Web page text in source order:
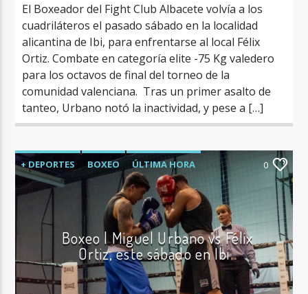
El Boxeador del Fight Club Albacete volvía a los
cuadriláteros el pasado sábado en la localidad
alicantina de Ibi, para enfrentarse al local Félix
Ortiz. Combate en categoría elite -75 Kg valedero
para los octavos de final del torneo de la
comunidad valenciana. Tras un primer asalto de
tanteo, Urbano notó la inactividad, y pese a […]
+ DEPORTES BOXEO ÚLTIMA HORA 0
Boxeo | Miguel Urbano vs Félix
Ortiz, este sábado en Ibi